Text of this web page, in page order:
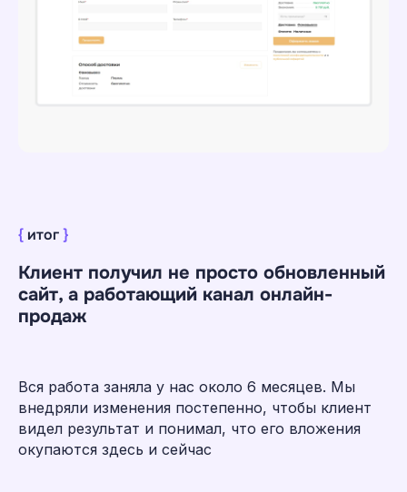
{ итог}
Клиент получил не просто обновленный
сайт, а работающий канал онлайн-
продаж
Вся работа заняла у нас около 6 месяцев. Мы
внедряли изменения постепенно, чтобы клиент
видел результат и понимал, что его вложения
окупаются здесь и сейчас
Расскажите о вашей задаче, наша
команда пресейла сразу начнет
погружение в ваш проект
Обсудим ваш
проект
Звонок
Telegram
WhatsApp